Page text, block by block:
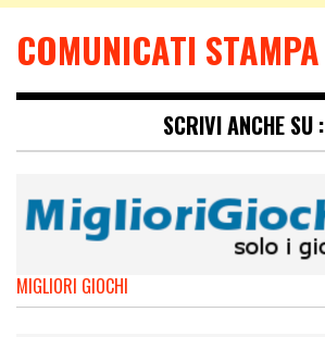
COMUNICATI STAMPA
SCRIVI ANCHE SU :
MIGLIORI GIOCHI